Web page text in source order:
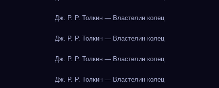
Дж. Р. Р. Толкин — Властелин колец
Дж. Р. Р. Толкин — Властелин колец
Дж. Р. Р. Толкин — Властелин колец
Дж. Р. Р. Толкин — Властелин колец